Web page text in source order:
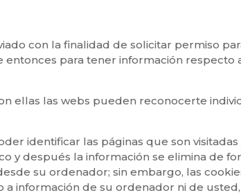
con la finalidad de solicitar permiso
para tener información respecto
ellas las webs pueden reconocerte
identificar las páginas que son
y después la información se elimina de
su ordenador; sin embargo, las
a información de su ordenador ni de